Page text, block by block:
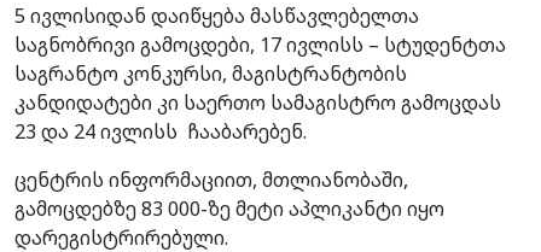
5 ივლისიდან დაიწყება მასწავლებელთა
საგნობრივი გამოცდები, 17 ივლისს – სტუდენტთა
საგრანტო კონკურსი, მაგისტრანტობის
კანდიდატები კი საერთო სამაგისტრო გამოცდას
23 და 24 ივლისს ჩააბარებენ.
ცენტრის ინფორმაციით, მთლიანობაში,
გამოცდებზე 83 000-ზე მეტი აპლიკანტი იყო
დარეგისტრირებული.